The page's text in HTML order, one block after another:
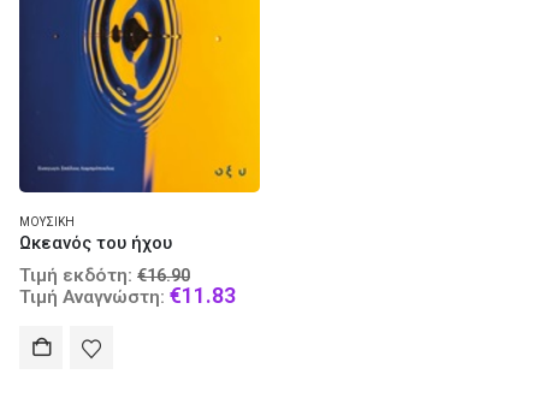
ΜΟΥΣΙΚΉ
Ωκεανός του ήχου
Τιμή εκδότη: €16.90
price
Τιμή Αναγνώστη: €11.83Current